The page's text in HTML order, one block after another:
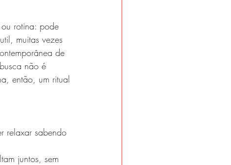
rotina: pode
muitas vezes
de
não é
então, um ritual
relaxar sabendo
juntos, sem